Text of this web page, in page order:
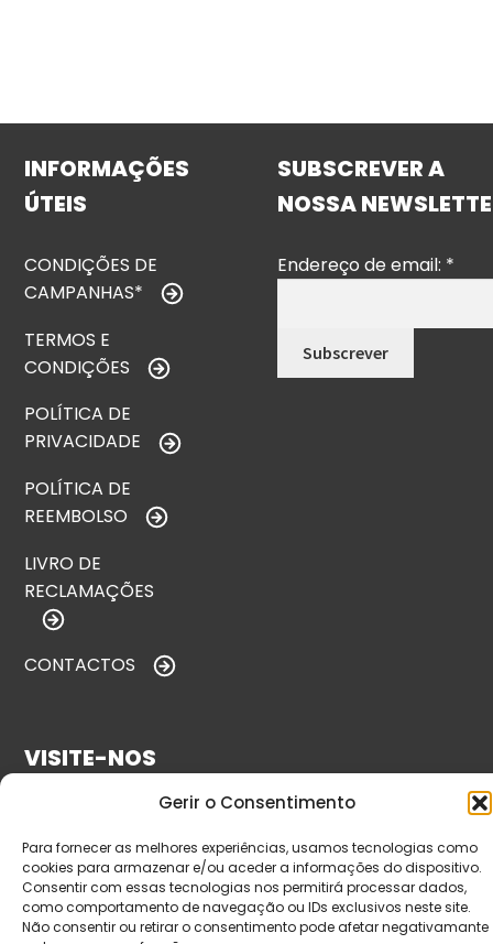
Gerir o Consentimento
Para fornecer as melhores experiências, usamos tecnologias como
cookies para armazenar e/ou aceder a informações do dispositivo.
Consentir com essas tecnologias nos permitirá processar dados,
como comportamento de navegação ou IDs exclusivos neste site.
Não consentir ou retirar o consentimento pode afetar negativamante
INFORMAÇÕES
ÚTEIS
CONDIÇÕES DE
CAMPANHAS*
TERMOS E
CONDIÇÕES
POLÍTICA DE
PRIVACIDADE
POLÍTICA DE
REEMBOLSO
LIVRO DE
RECLAMAÇÕES
CONTACTOS
SUBSCREVER A
NOSSA
Endereço de email: *
VISITE-NOS